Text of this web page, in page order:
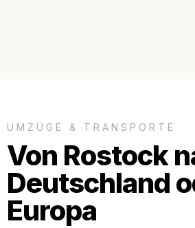
UMZÜGE & TRANSPORTE
Von Rostock
Deutschland
Europa